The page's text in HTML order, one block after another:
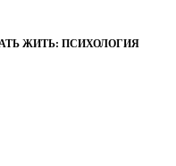
ЖИТЬ: ПСИХОЛОГИЯ